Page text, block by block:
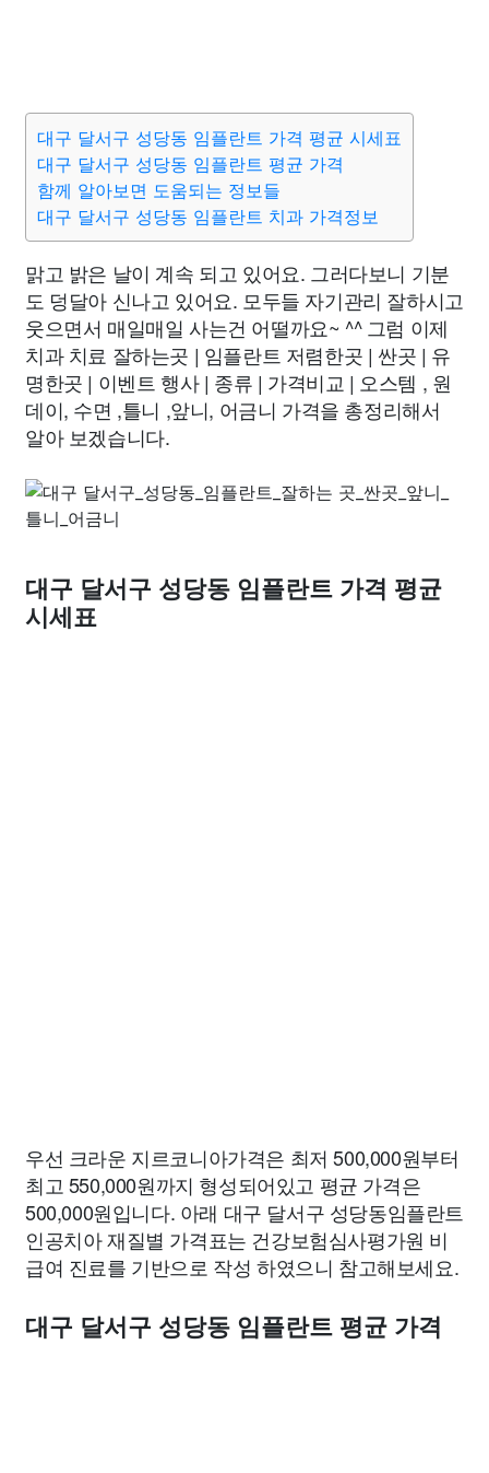
대구 달서구 성당동 임플란트 가격 평균 시세표
대구 달서구 성당동 임플란트 평균 가격
함께 알아보면 도움되는 정보들
대구 달서구 성당동 임플란트 치과 가격정보
맑고 밝은 날이 계속 되고 있어요. 그러다보니 기분
도 덩달아 신나고 있어요. 모두들 자기관리 잘하시고
웃으면서 매일매일 사는건 어떨까요~ ^^ 그럼 이제
치과 치료 잘하는곳 | 임플란트 저렴한곳 | 싼곳 | 유
명한곳 | 이벤트 행사 | 종류 | 가격비교 | 오스템 , 원
데이, 수면 ,틀니 ,앞니, 어금니 가격을 총정리해서
알아 보겠습니다.
대구 달서구 성당동 임플란트 가격 평균
시세표
우선 크라운 지르코니아가격은 최저 500,000원부터
최고 550,000원까지 형성되어있고 평균 가격은
500,000원입니다. 아래 대구 달서구 성당동임플란트
인공치아 재질별 가격표는 건강보험심사평가원 비
급여 진료를 기반으로 작성 하였으니 참고해보세요.
대구 달서구 성당동 임플란트 평균 가격